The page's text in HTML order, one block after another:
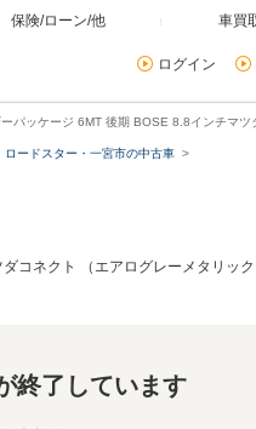
保険/ローン/他 車買
ログイン
パッケージ 6MT 後期 BOSE 8.8インチマツ
ロードスター・一宮市の中古車
コネクト （エアログレーメタリック
終了しています